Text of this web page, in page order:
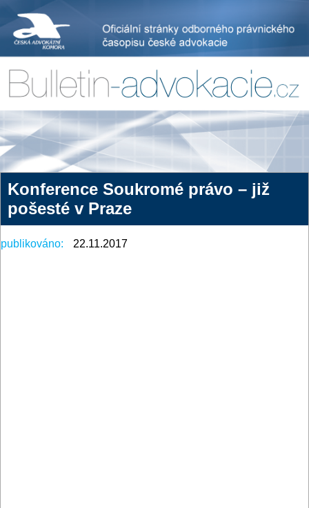
Konference Soukromé právo – již
pošesté v Praze
publikováno: 22.11.2017